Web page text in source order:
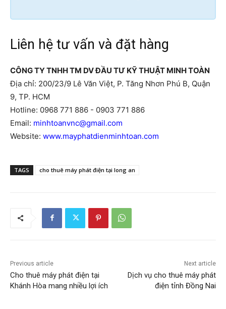
Liên hệ tư vấn và đặt hàng
CÔNG TY TNHH TM DV ĐẦU TƯ KỸ THUẬT MINH TOÀN
Địa chỉ: 200/23/9 Lê Văn Việt, P. Tăng Nhơn Phú B, Quận
9, TP. HCM
Hotline: 0968 771 886 - 0903 771 886
Email: minhtoanvnc@gmail.com
Website: www.mayphatdienminhtoan.com
TAGS cho thuê máy phát điện tại long an
Previous article
Cho thuê máy phát điện tại
Khánh Hòa mang nhiều lợi ích
Next article
Dịch vụ cho thuê máy phát
điện tỉnh Đồng Nai